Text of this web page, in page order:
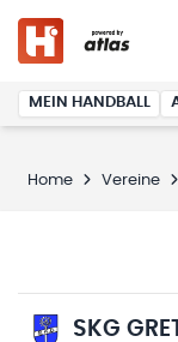
MEIN HANDBALL
Home Vereine
SKG